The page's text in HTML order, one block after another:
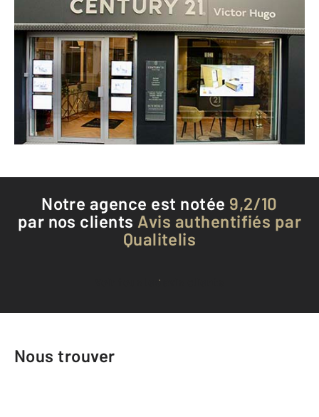
CENTURY 21 Victor Hugo
9 rue de Belgrade
GRENOBLE - 38000
Envoyer un message
Téléphoner à l'agence
Notre agence est notée 9,2/10
par nos clients Avis authentifiés par
Qualitelis
Voir tous les avis clients
Nous trouver